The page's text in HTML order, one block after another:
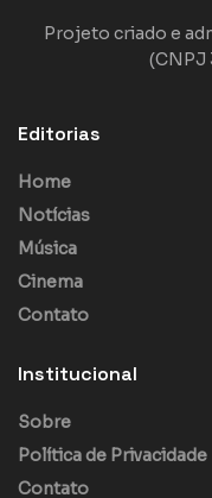
Projeto criado e
(CNPJ
Editorias
Home
Notícias
Música
Cinema
Contato
Institucional
Sobre
Política de Privacidade
Contato